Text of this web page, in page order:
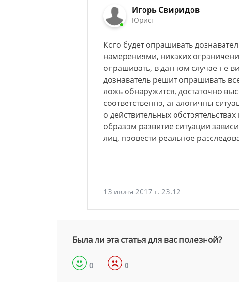
Игорь Свиридов
Юрист
Кого будет опрашивать
намерениями, никаких
опрашивать, в данном случае не
дознаватель решит опрашивать
ложь обнаружится, достаточно
соответственно, аналогичны
о действительных
образом развитие ситуации
лиц, провести реальное
13 июня 2017 г. 23:12
Была ли эта статья для вас полезной?
0 0